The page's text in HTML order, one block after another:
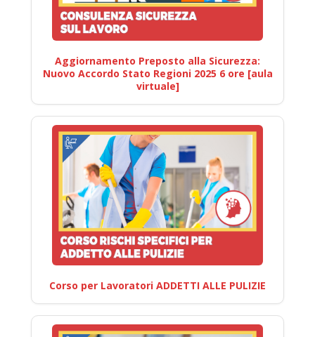
Aggiornamento Preposto alla Sicurezza:
Nuovo Accordo Stato Regioni 2025 6 ore [aula
virtuale]
Corso per Lavoratori ADDETTI ALLE PULIZIE